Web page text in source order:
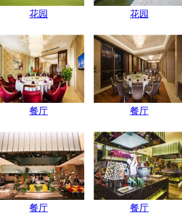
花园 花园
餐厅 餐厅
餐厅 餐厅